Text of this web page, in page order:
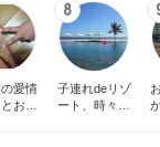
愛情
お弁
8
子連れdeリゾ
ート、時々キ